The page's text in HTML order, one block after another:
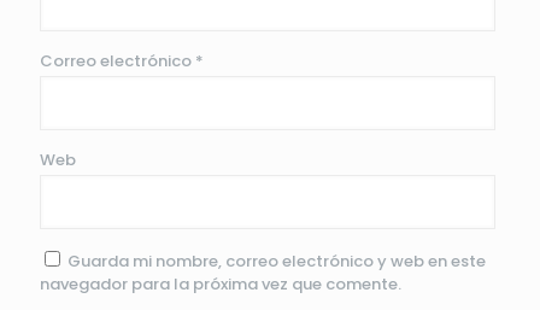
Correo electrónico *
Web
Guarda mi nombre, correo electrónico y web en este
navegador para la próxima vez que comente.